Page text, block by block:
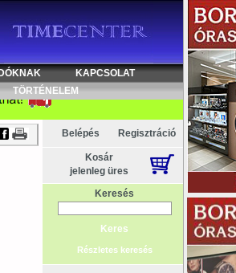
KAPCSOLAT
TÖRTÉNELEM
Belépés Regisztráció
Kosár
jelenleg üres
Keresés
Részletes keresés